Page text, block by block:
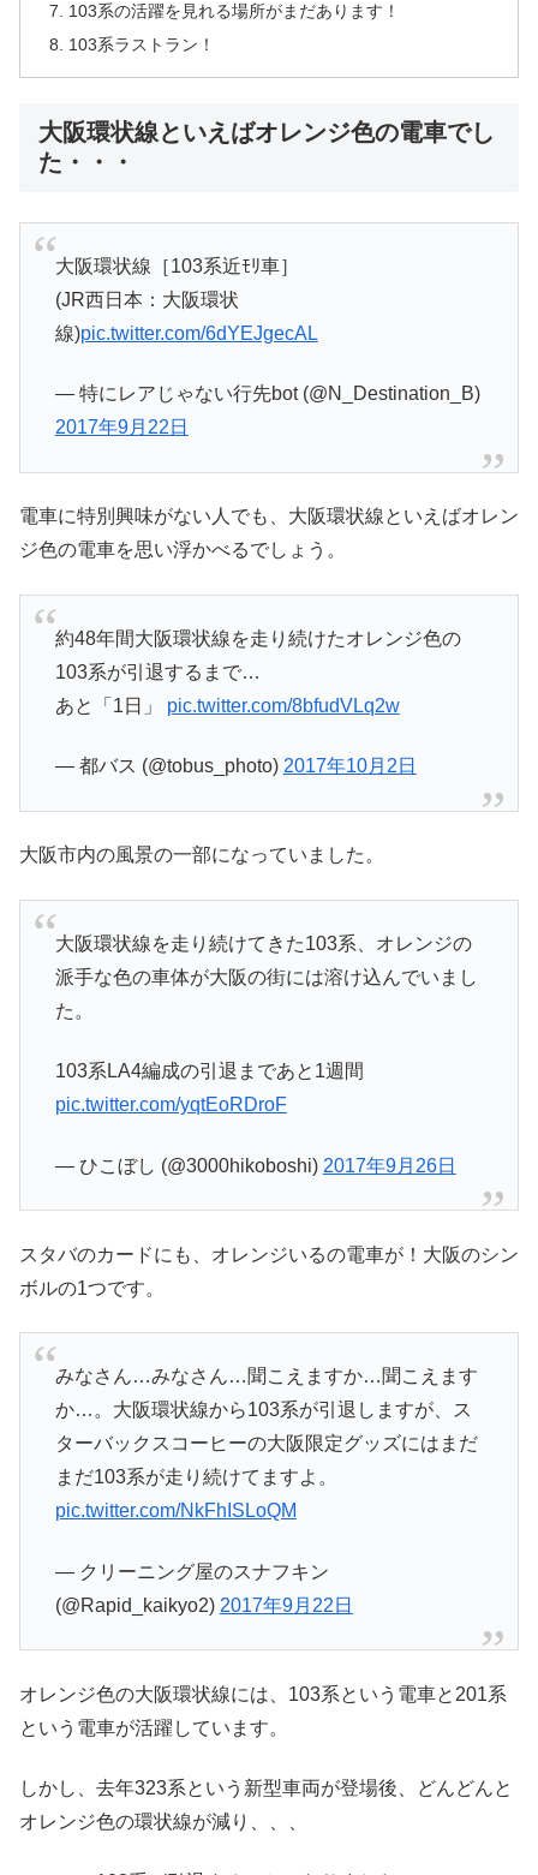
103系の活躍を見れる場所がまだあります！
103系ラストラン！
大阪環状線といえばオレンジ色の電車でし
た・・・
大阪環状線［103系近ﾓﾘ車］
(JR西日本：大阪環状
線)pic.twitter.com/6dYEJgecAL
— 特にレアじゃない行先bot (@N_Destination_B)
2017年9月22日
電車に特別興味がない人でも、大阪環状線といえばオレン
ジ色の電車を思い浮かべるでしょう。
約48年間大阪環状線を走り続けたオレンジ色の
103系が引退するまで…
あと「1日」 pic.twitter.com/8bfudVLq2w
— 都バス (@tobus_photo) 2017年10月2日
大阪市内の風景の一部になっていました。
大阪環状線を走り続けてきた103系、オレンジの
派手な色の車体が大阪の街には溶け込んでいまし
た。
103系LA4編成の引退まであと1週間
pic.twitter.com/yqtEoRDroF
— ひこぼし (@3000hikoboshi) 2017年9月26日
スタバのカードにも、オレンジいるの電車が！大阪のシン
ボルの1つです。
みなさん…みなさん…聞こえますか…聞こえます
か…。大阪環状線から103系が引退しますが、ス
ターバックスコーヒーの大阪限定グッズにはまだ
まだ103系が走り続けてますよ。
pic.twitter.com/NkFhISLoQM
— クリーニング屋のスナフキン
(@Rapid_kaikyo2) 2017年9月22日
オレンジ色の大阪環状線には、103系という電車と201系
という電車が活躍しています。
しかし、去年323系という新型車両が登場後、どんどんと
オレンジ色の環状線が減り、、、